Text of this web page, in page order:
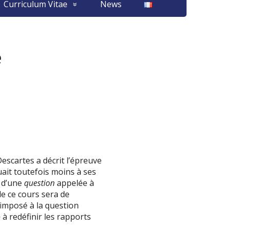
Curriculum Vitae News
a décrit l’épreuve
toutefois moins à ses
questionappelée à
ce cours sera de
à la question
à redéfinir les rapports